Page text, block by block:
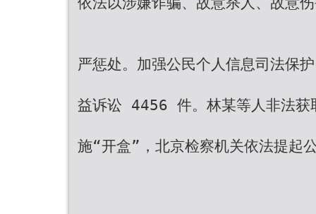
严惩处。加强公民个人信息司法保
益诉讼 4456 件。林某等人非法获
施“开盒”，北京检察机关依法提起